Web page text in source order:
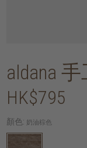
aldana
HK$795
顏色: 奶油棕色